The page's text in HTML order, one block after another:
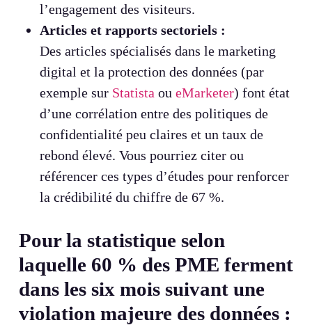
l’engagement des visiteurs.
Articles et rapports sectoriels :
Des articles spécialisés dans le marketing
digital et la protection des données (par
exemple sur Statista ou eMarketer) font état
d’une corrélation entre des politiques de
confidentialité peu claires et un taux de
rebond élevé. Vous pourriez citer ou
référencer ces types d’études pour renforcer
la crédibilité du chiffre de 67 %.
Pour la statistique selon
laquelle 60 % des PME ferment
dans les six mois suivant une
violation majeure des données :